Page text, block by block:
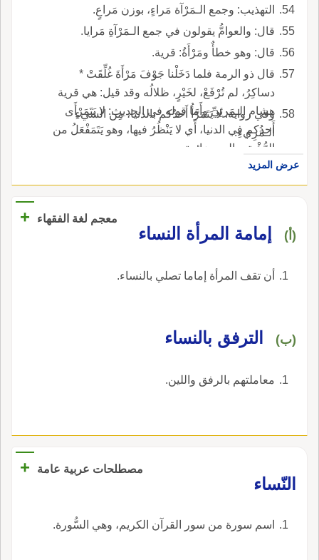
التهذيب: وجمع الـمَرْآة مَراءٍ، بوزن مَراعٍ.
قال: والعوامُّ يقولون في جمع الـمَرْآةِ مَرايا.
قال: وهو خطأٌ ومَرْأَةُ: قرية.
قال ذو الرمة فلما دَخَلْنا جَوْفَ مَرْأَةَ غُلِّقَتْ *
دساكِرُ، لم تُرْفَعْ، لخَيْرٍ، ظلالُه وقد قيل: هي قرية
هشام الـمَرئِيِّ وأَما قوله في الحديث: لا يَتَمَرْأَى
أَحدُكم في الدنيا، أَي لا يَنْظُرُ فيها، وهو يَتَمَفْعَلُ من
الرُّؤْية، والميم زائدة.
وفي رواية: لا يَتَمَرَّأُ أَحدُكم بالدنيا، مِن الشيءِ
الـمَرِيءِ.
عرض المزيد
معجم لغة الفقهاء +
(أ) ‏إمامة المرأة النساء‏
‏أن تقف المرأة إماما تصلي بالنساء‏.
(ب) ‏الترفق بالنساء‏
‏معاملتهم بالرفق واللين‏.
مصطلحات عربية عامة
+
النّساء
اسم سورة من سور القرآن الكريم، وهي السُّورة.